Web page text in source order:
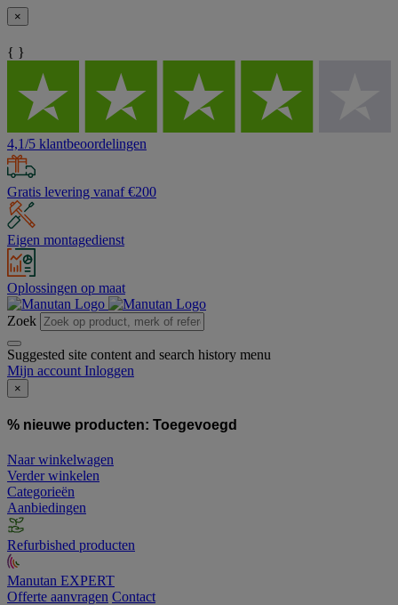
×
{ }
4,1/5 klantbeoordelingen
Gratis levering vanaf €200
Eigen montagedienst
Oplossingen op maat
Zoek
Suggested site content and search history menu
Mijn account Inloggen
×
% nieuwe producten: Toegevoegd
Naar winkelwagen
Verder winkelen
Categorieën
Aanbiedingen
Refurbished producten
Manutan EXPERT
Offerte aanvragen Contact